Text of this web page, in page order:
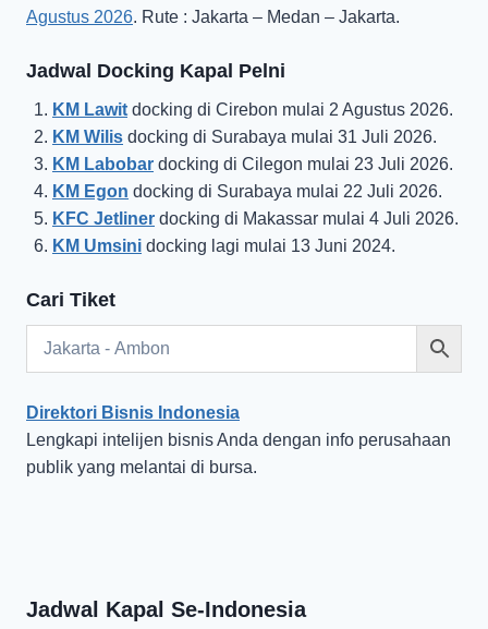
Agustus 2026. Rute : Jakarta – Medan – Jakarta.
Jadwal Docking Kapal Pelni
KM Lawit docking di Cirebon mulai 2 Agustus 2026.
KM Wilis docking di Surabaya mulai 31 Juli 2026.
KM Labobar docking di Cilegon mulai 23 Juli 2026.
KM Egon docking di Surabaya mulai 22 Juli 2026.
KFC Jetliner docking di Makassar mulai 4 Juli 2026.
KM Umsini docking lagi mulai 13 Juni 2024.
Cari Tiket
Direktori Bisnis Indonesia
Lengkapi intelijen bisnis Anda dengan info perusahaan
publik yang melantai di bursa.
Jadwal Kapal Se-Indonesia